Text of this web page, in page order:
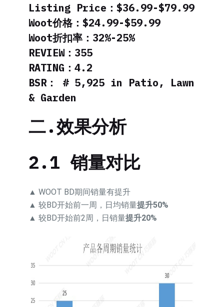
Listing Price：$36.99-$79.99
Woot价格：$24.99-$59.99
Woot折扣率：32%-25%
REVIEW：355
RATING：4.2
BSR： # 5,925 in Patio, Lawn
& Garden
二.效果分析
2.1 销量对比
▲ WOOT BD期间销量有提升
▲ 较BD开始前一周，日均销量提升50%
▲ 较BD开始前2周，日销量提升20%